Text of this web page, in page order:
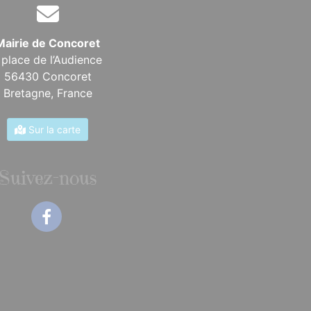
de Concoret
place de l’Audience
56430 Concoret
Bretagne, France
Sur la carte
Suivez-nous